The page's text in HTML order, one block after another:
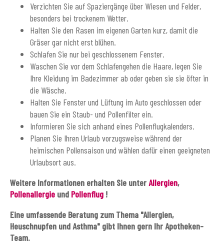
Verzichten Sie auf Spaziergänge über Wiesen und Felder,
besonders bei trockenem Wetter.
Halten Sie den Rasen im eigenen Garten kurz, damit die
Gräser gar nicht erst blühen.
Schlafen Sie nur bei geschlossenem Fenster.
Waschen Sie vor dem Schlafengehen die Haare, legen Sie
Ihre Kleidung im Badezimmer ab oder geben sie sie öfter in
die Wäsche.
Halten Sie Fenster und Lüftung im Auto geschlossen oder
bauen Sie ein Staub- und Pollenfilter ein.
Informieren Sie sich anhand eines Pollenflugkalenders.
Planen Sie Ihren Urlaub vorzugsweise während der
heimischen Pollensaison und wählen dafür einen geeigneten
Urlaubsort aus.
Weitere Informationen erhalten Sie unterAllergien,
Pollenallergie und Pollenflug !
Eine umfassende Beratung zum Thema "Allergien,
Heuschnupfen und Asthma" gibt Ihnen gern Ihr Apotheken-
Team.